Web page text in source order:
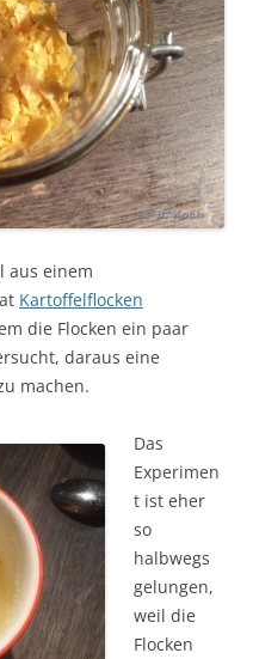
aus einem
Kartoffelflocken
die Flocken ein paar
daraus eine
machen.
Das
Experimen
t ist eher
so
halbwegs
gelungen,
weil die
Flocken